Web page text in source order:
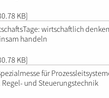
KB]
wirtschaftlich
handeln
KB]
für
Regel- und Steuerungstechnik